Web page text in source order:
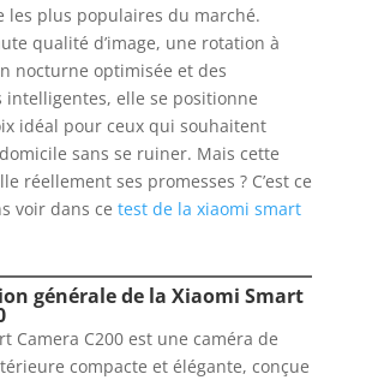
les plus populaires du marché.
qualité d’image, une rotation à
nocturne optimisée et des
elle se positionne
idéal pour ceux qui souhaitent
sans se ruiner. Mais cette
réellement ses promesses ? C’est ce
voir dans ce test de la xiaomi smart
générale de la Xiaomi Smart
Camera C200 est une caméra de
compacte et élégante, conçue